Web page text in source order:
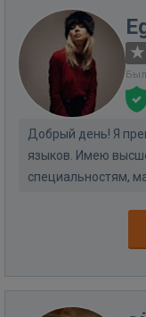
Был
Добрый день! Я
языков. Имею
специальностям,